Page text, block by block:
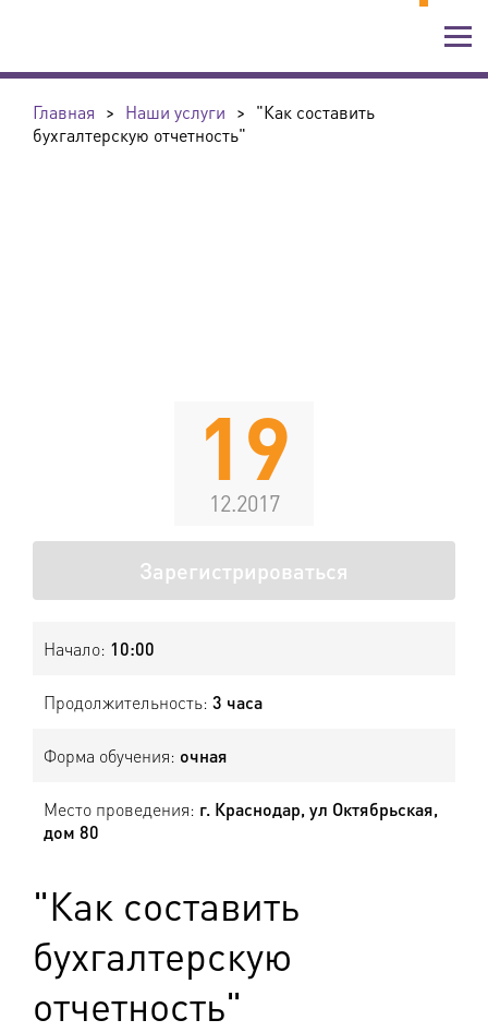
Главная > Наши услуги > "Как составить
бухгалтерскую отчетность"
19
12.2017
Зарегистрироваться
Начало: 10:00
Продолжительность: 3 часа
Форма обучения: очная
Место проведения: г. Краснодар, ул Октябрьская,
дом 80
"Как составить
бухгалтерскую
отчетность"